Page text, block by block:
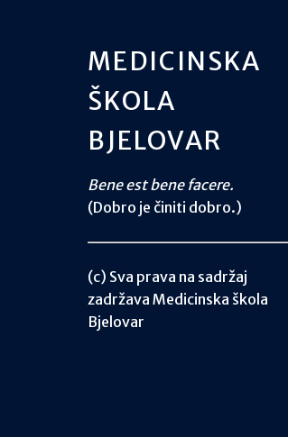
MEDICINSKA
ŠKOLA
BJELOVAR
Bene est bene facere.
(Dobro je činiti dobro.)
(c) Sva prava na sadržaj
zadržava Medicinska škola
Bjelovar